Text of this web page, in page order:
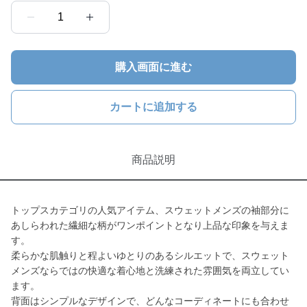
1
購入画面に進む
カートに追加する
商品説明
トップスカテゴリの人気アイテム、スウェットメンズの袖部分に
あしらわれた繊細な柄がワンポイントとなり上品な印象を与えま
す。
柔らかな肌触りと程よいゆとりのあるシルエットで、スウェット
メンズならではの快適な着心地と洗練された雰囲気を両立してい
ます。
背面はシンプルなデザインで、どんなコーディネートにも合わせ